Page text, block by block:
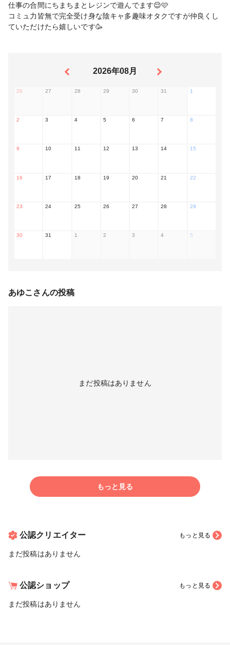
仕事の合間にちまちまとレジンで遊んでます😌🩷
コミュ力皆無で完全受け身な陰キャ多趣味オタクですが仲良くし
ていただけたら嬉しいです🥳
2026年08月
26 27 28 29 30 31 1
2 3 4 5 6 7 8
9 10 11 12 13 14 15
16 17 18 19 20 21 22
23 24 25 26 27 28 29
30 31 1 2 3 4 5
あゆこ さんの投稿
まだ投稿はありません
もっと見る
公認クリエイター もっと見る
まだ投稿はありません
公認ショップ もっと見る
まだ投稿はありません